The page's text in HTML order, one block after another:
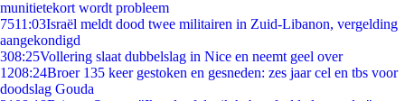
munitietekort wordt probleem
7511:03Israël meldt dood twee militairen in Zuid-Libanon, vergelding
aangekondigd
308:25Vollering slaat dubbelslag in Nice en neemt geel over
1208:24Broer 135 keer gestoken en gesneden: zes jaar cel en tbs voor
doodslag Gouda